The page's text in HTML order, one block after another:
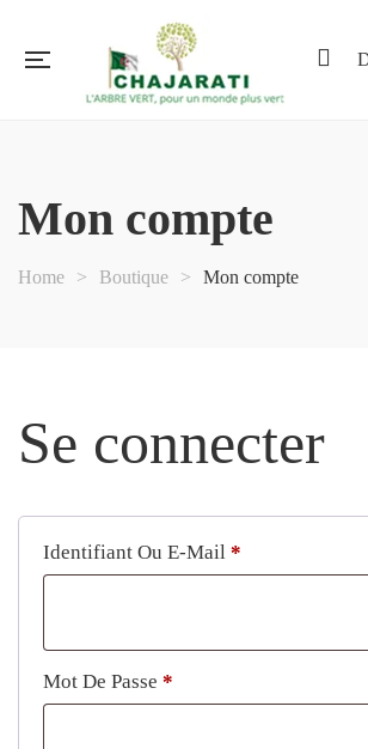
Mon compte
Home > Boutique > Mon compte
Se connecter
Identifiant Ou E-Mail *
Mot De Passe *